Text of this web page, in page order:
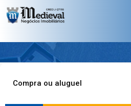
Compra ou aluguel